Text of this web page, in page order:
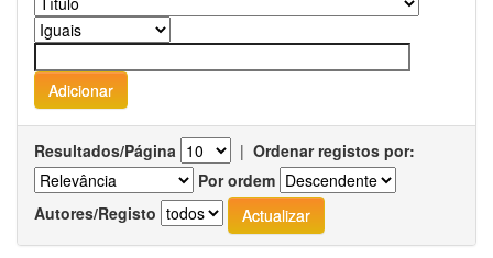
Resultados/Página | Ordenar registos por:
Por ordem
Autores/Registo